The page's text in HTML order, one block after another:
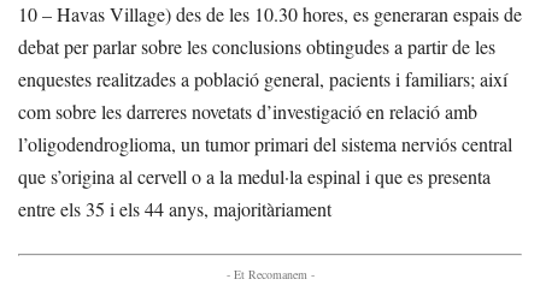
10 – Havas Village) des de les 10.30 hores, es generaran espais de
debat per parlar sobre les conclusions obtingudes a partir de les
enquestes realitzades a població general, pacients i familiars; així
com sobre les darreres novetats d’investigació en relació amb
l’oligodendroglioma, un tumor primari del sistema nerviós central
que s’origina al cervell o a la medul·la espinal i que es presenta
entre els 35 i els 44 anys, majoritàriament
- Et Recomanem -